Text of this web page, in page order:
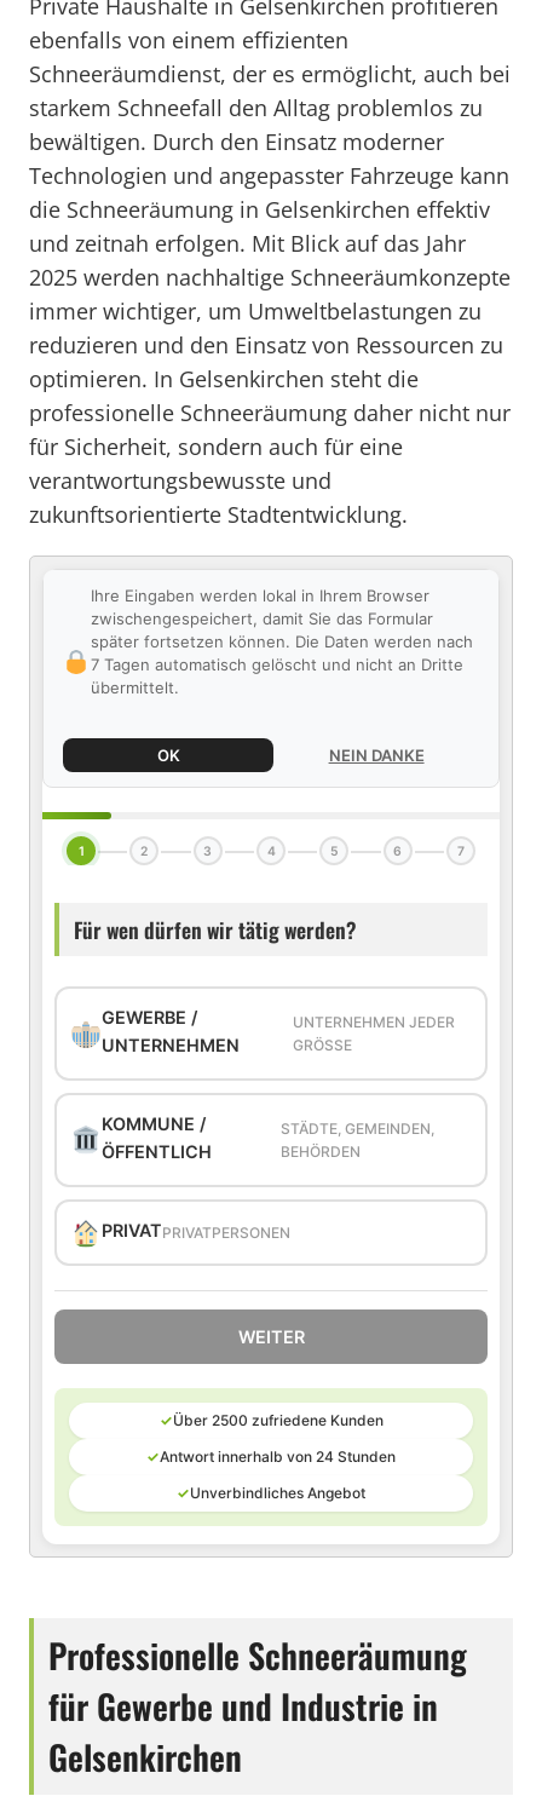
Private Haushalte in Gelsenkirchen profitieren
ebenfalls von einem effizienten
Schneeräumdienst, der es ermöglicht, auch bei
starkem Schneefall den Alltag problemlos zu
bewältigen. Durch den Einsatz moderner
Technologien und angepasster Fahrzeuge kann
die Schneeräumung in Gelsenkirchen effektiv
und zeitnah erfolgen. Mit Blick auf das Jahr
2025 werden nachhaltige Schneeräumkonzepte
immer wichtiger, um Umweltbelastungen zu
reduzieren und den Einsatz von Ressourcen zu
optimieren. In Gelsenkirchen steht die
professionelle Schneeräumung daher nicht nur
für Sicherheit, sondern auch für eine
verantwortungsbewusste und
zukunftsorientierte Stadtentwicklung.
Ihre Eingaben werden lokal in Ihrem Browser
zwischengespeichert, damit Sie das Formular
später fortsetzen können. Die Daten werden nach
7 Tagen automatisch gelöscht und nicht an Dritte
übermittelt.
OK NEIN DANKE
1 2 3 4 5 6 7
Für wen dürfen wir tätig werden?
GEWERBE /
UNTERNEHMEN
UNTERNEHMEN JEDER
GRÖSSE
KOMMUNE /
ÖFFENTLICH
STÄDTE, GEMEINDEN,
BEHÖRDEN
PRIVATPRIVATPERSONEN
WEITER
✓Über 2500 zufriedene Kunden
✓Antwort innerhalb von 24 Stunden
✓Unverbindliches Angebot
Professionelle Schneeräumung
für Gewerbe und Industrie in
Gelsenkirchen